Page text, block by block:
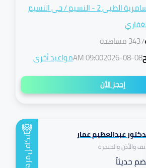
الطبي 2 - النسيم /حي النسيم
3437 مشاهدة
2026-08-08
09:00 AM مواعيد أخرى
إحجز الأن
عبدالعظيم عمار
والأذن والحنجرة
حديثاً
تكافل